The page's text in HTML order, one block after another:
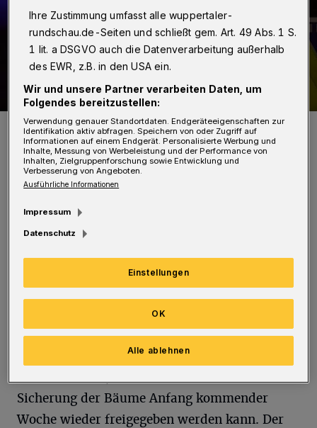
Symbolbild.
Foto: Christoph Petersen
D ie Buslinien in Fahrtrichtung Elberfeld
Betroffen sind die Linien 647, 649 und SB69
sowie die E-Wagen E850, E841 und E871. Die
Haltestellen Am neuen Hessen, Kuckelsberg,
Briller Schloss und Gabelpunkt entfallen.
Sicherung der Bäume Anfang kommender
Woche wieder freigegeben werden kann. Der
Ihre Zustimmung umfasst alle wuppertaler-
rundschau.de-Seiten und schließt gem. Art. 49 Abs. 1 S.
1 lit. a DSGVO auch die Datenverarbeitung außerhalb
des EWR, z.B. in den USA ein.
Wir und unsere Partner verarbeiten Daten, um
Folgendes bereitzustellen:
Verwendung genauer Standortdaten. Endgeräteeigenschaften zur
Identifikation aktiv abfragen. Speichern von oder Zugriff auf
Informationen auf einem Endgerät. Personalisierte Werbung und
Inhalte, Messung von Werbeleistung und der Performance von
Inhalten, Zielgruppenforschung sowie Entwicklung und
Verbesserung von Angeboten.
Ausführliche Informationen
Impressum
Datenschutz
Einstellungen
Alle ablehnen
OK